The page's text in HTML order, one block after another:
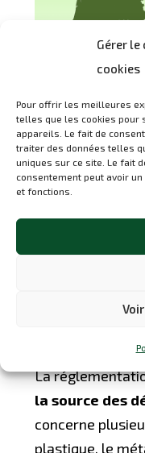
Gérer
cookies
Pour offrir les meilleures
telles que les cookies pour
appareils. Le fait de
traiter des données telles
uniques sur ce site. Le fait
consentement peut avoir
et fonctions.
En France, la
entreprise
chaque
valorisation
fait appel à un
juridiquement
à garantir une
La
la source des
concerne
plastique, le